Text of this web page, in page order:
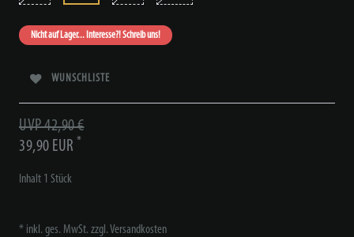
Nicht auf Lager... Interesse?! Schreib uns!
WUNSCHLISTE
UVP 42,90 €
39,90 EUR *
Inhalt 1 Stück
* inkl. ges. MwSt. zzgl.Versandkosten